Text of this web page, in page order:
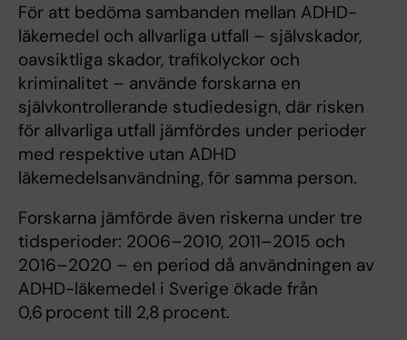
För att bedöma sambanden mellan ADHD-
läkemedel och allvarliga utfall – självskador,
oavsiktliga skador, trafikolyckor och
kriminalitet – använde forskarna en
självkontrollerande studiedesign, där risken
för allvarliga utfall jämfördes under perioder
med respektive utan ADHD
läkemedelsanvändning, för samma person.
Forskarna jämförde även riskerna under tre
tidsperioder: 2006–2010, 2011–2015 och
2016–2020 – en period då användningen av
ADHD-läkemedel i Sverige ökade från
0,6 procent till 2,8 procent.